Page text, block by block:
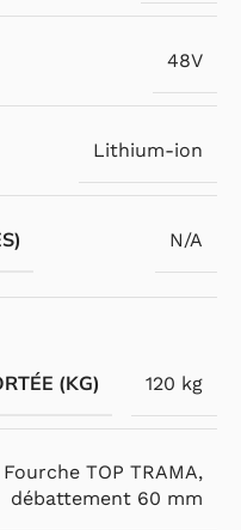
48V
Lithium-ion
N/A
(KG) 120 kg
Fourche TOP TRAMA,
débattement 60 mm